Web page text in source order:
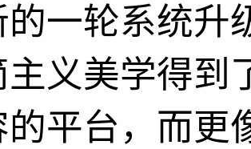
一轮系统升
主义美学得到
的平台，而更